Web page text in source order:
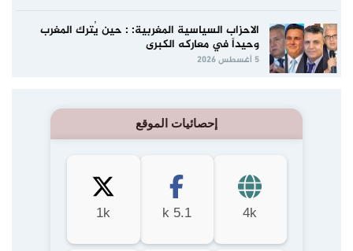
الاحزاب السياسية المغربية: : حين يُترك المغرب
وحيداً في معاركه الكبرى
5 أغسطس 2026
إحصائيات الموقع
4k
5.1 k
1k